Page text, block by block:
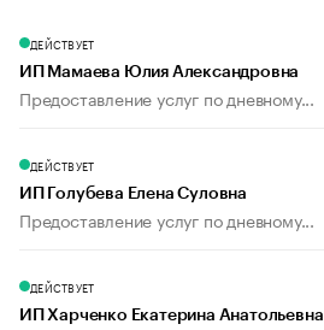
ДЕЙСТВУЕТ
ИП Мамаева Юлия Александровна
Предоставление услуг по дневному...
ДЕЙСТВУЕТ
ИП Голубева Елена Суловна
Предоставление услуг по дневному...
ДЕЙСТВУЕТ
ИП Харченко Екатерина Анатольевна